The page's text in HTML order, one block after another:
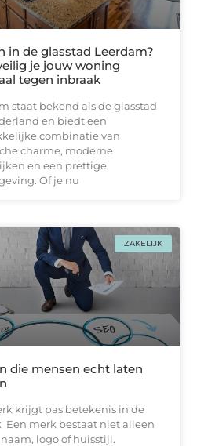
in de glasstad Leerdam?
je jouw woning
tegen inbraak
staat bekend als de glasstad
en biedt een
combinatie van
charme, moderne
en een prettige
Of je nu
ZAKELIJK
die mensen echt laten
krijgt pas betekenis in de
Een merk bestaat niet alleen
logo of huisstijl.